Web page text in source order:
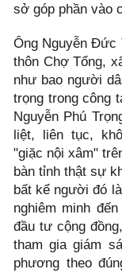
sở góp phần vào
Ông Nguyễn Đức
thôn Chợ Tổng,
như bao người
trọng trong công
Nguyễn Phú
liệt, liên tục,
"giặc nội xâm"
bàn tỉnh thật sự
bất kể người đó
nghiêm minh
đầu tư cộng
tham gia giám
phương theo